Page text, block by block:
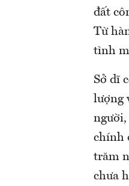
đất
Từ
tình
Sở dĩ
lượng
người,
chính
trăm
chưa